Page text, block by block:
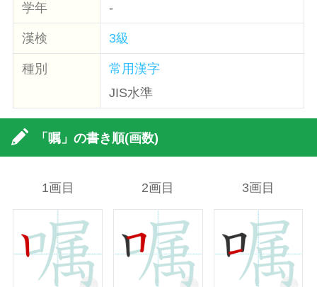
学年 -
漢検 3級
種別
常用漢字
JIS水準
「嘱」の書き順(画数)
1画目 2画目 3画目